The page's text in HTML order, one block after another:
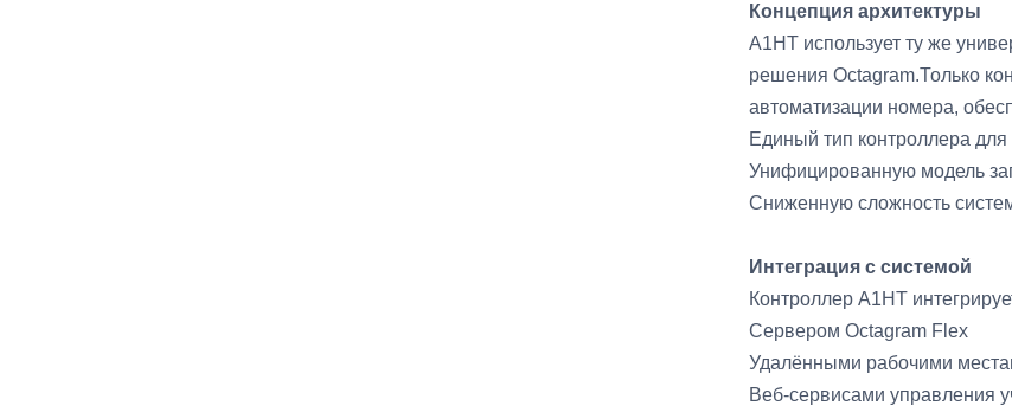
Концепция архитектуры
A1HT использует ту же
решения Octagram.Только
автоматизации номера,
Единый тип контроллера для
Унифицированную модель
Сниженную сложность
Интеграция с системой
Контроллер A1HT
Сервером Octagram Flex
Удалёнными рабочими
Веб-сервисами управления